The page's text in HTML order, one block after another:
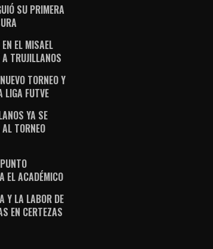
SU PRIMERA
EL MISAEL
TRUJILLANOS
TORNEO Y
LIGA FUTVE
YA SE
TORNEO
EL ACADÉMICO
Y LA LABOR DE
EN CERTEZAS